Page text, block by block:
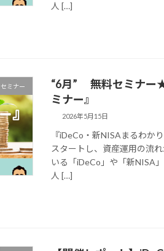
人 […]
セミナー
“6月” 無料セミナー
ミナー』
2026年5月15日
『iDeCo・新NISAまるわか
スタートし、資産運用の流
いる「iDeCo」や「新NISA
人 […]